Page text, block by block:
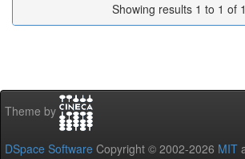
Showing results 1 to 1 of 1
Theme by
DSpace Software Copyright © 2002-2026 MIT